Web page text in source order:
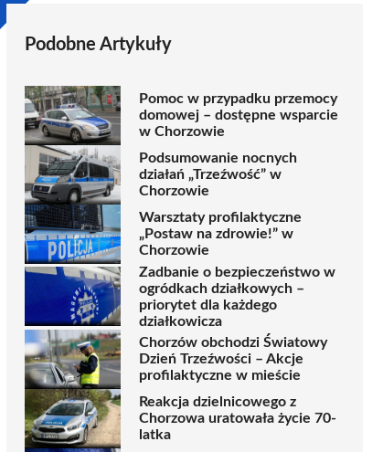
Podobne Artykuły
Pomoc w przypadku przemocy
domowej – dostępne wsparcie
w Chorzowie
Podsumowanie nocnych
działań „Trzeźwość” w
Chorzowie
Warsztaty profilaktyczne
„Postaw na zdrowie!” w
Chorzowie
Zadbanie o bezpieczeństwo w
ogródkach działkowych –
priorytet dla każdego
działkowicza
Chorzów obchodzi Światowy
Dzień Trzeźwości – Akcje
profilaktyczne w mieście
Reakcja dzielnicowego z
Chorzowa uratowała życie 70-
latka